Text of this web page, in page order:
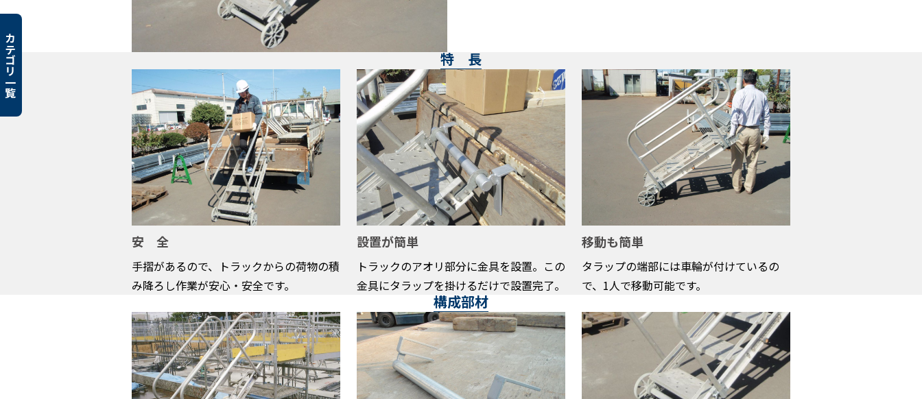
特 長
安 全
手摺があるので、トラックからの荷物の積
み降ろし作業が安心・安全です。
設置が簡単
トラックのアオリ部分に金具を設置。この
金具にタラップを掛けるだけで設置完了。
移動も簡単
タラップの端部には車輪が付けているの
で、1人で移動可能です。
構成部材
カテゴリ一覧